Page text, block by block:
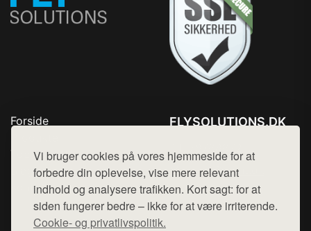
Vi bruger cookies på vores hjemmeside for at
forbedre din oplevelse, vise mere relevant
indhold og analysere trafikken. Kort sagt: for at
siden fungerer bedre – ikke for at være irriterende.
Cookie- og privatlivspolitik.
Forside
Top Rabatter
Blog
Kontakt
FLYSOLUTIONS.DK
Mail: hej@want.dk
Cookie- og privatlivspolitik